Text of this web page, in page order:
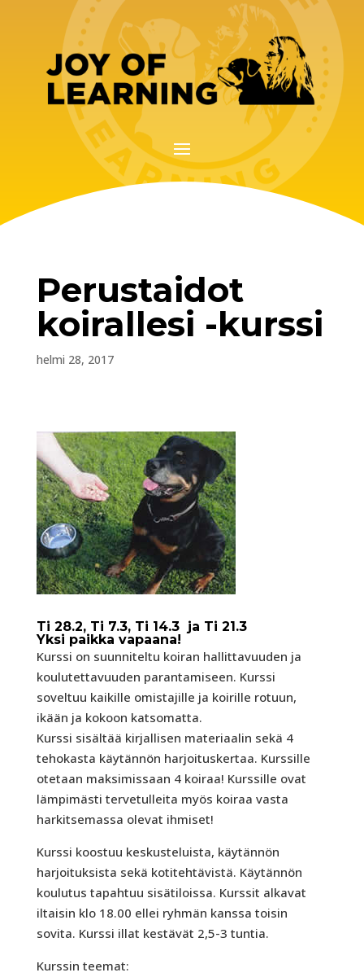
Perustaidot
koirallesi -kurssi
helmi 28, 2017
Ti 28.2, Ti 7.3, Ti 14.3 ja Ti 21.3
Yksi paikka vapaana!
Kurssi on suunniteltu koiran hallittavuuden ja
koulutettavuuden parantamiseen. Kurssi
soveltuu kaikille omistajille ja koirille rotuun,
ikään ja kokoon katsomatta.
Kurssi sisältää kirjallisen materiaalin sekä 4
tehokasta käytännön harjoituskertaa. Kurssille
otetaan maksimissaan 4 koiraa! Kurssille ovat
lämpimästi tervetulleita myös koiraa vasta
harkitsemassa olevat ihmiset!
Kurssi koostuu keskusteluista, käytännön
harjoituksista sekä kotitehtävistä. Käytännön
koulutus tapahtuu sisätiloissa. Kurssit alkavat
iltaisin klo 18.00 ellei ryhmän kanssa toisin
sovita. Kurssi illat kestävät 2,5-3 tuntia.
Kurssin teemat: